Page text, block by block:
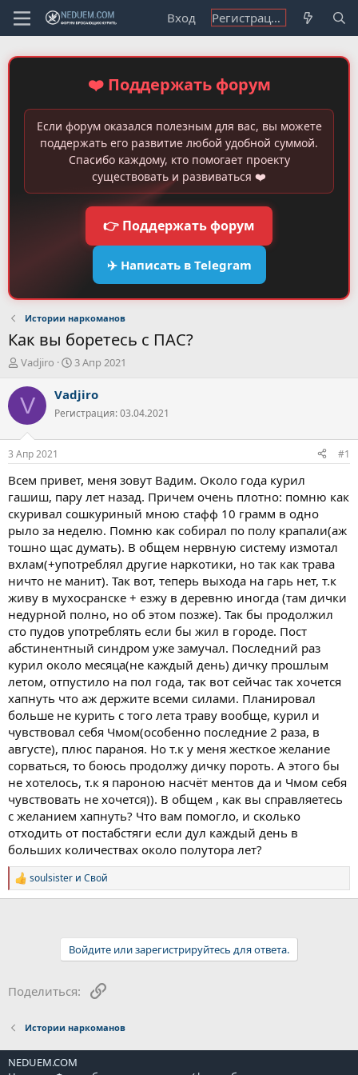
Вход Регистрация
❤️ Поддержать форум
Если форум оказался полезным для вас, вы можете
поддержать его развитие любой удобной суммой.
Спасибо каждому, кто помогает проекту
существовать и развиваться ❤️
👉 Поддержать форум
✈️ Написать в Telegram
Истории наркоманов
Как вы боретесь с ПАС?
А
т
о
т
м
ы
Vadjiro
Д
т
а
н
а
л
3 Апр 2021
V Vadjiro
Регистрация: 03.04.2021
3 Апр 2021 #1
Всем привет, меня зовут Вадим. Около года курил
гашиш, пару лет назад. Причем очень плотно: помню как
скуривал сошкуриный мною стафф 10 грамм в одно
рыло за неделю. Помню как собирал по полу крапали(аж
тошно щас думать). В общем нервную систему измотал
вхлам(+употреблял другие наркотики, но так как трава
ничто не манит). Так вот, теперь выхода на гарь нет, т.к
живу в мухосранске + езжу в деревню иногда (там дички
недурной полно, но об этом позже). Так бы продолжил
сто пудов употреблять если бы жил в городе. Пост
абстинентный синдром уже замучал. Последний раз
курил около месяца(не каждый день) дичку прошлым
летом, отпустило на пол года, так вот сейчас так хочется
хапнуть что аж держите всеми силами. Планировал
больше не курить с того лета траву вообще, курил и
чувствовал себя Чмом(особенно последние 2 раза, в
августе), плюс параноя. Но т.к у меня жесткое желание
сорваться, то боюсь продолжу дичку пороть. А этого бы
не хотелось, т.к я пароною насчёт ментов да и Чмом себя
чувствовать не хочется)). В общем , как вы справляетесь
с желанием хапнуть? Что вам помогло, и сколько
отходить от постабстяги если дул каждый день в
больших количествах около полутора лет?
Р
е
soulsister и Свой
Войдите или зарегистрируйтесь для ответа.
Поделиться: Ссылка
Истории наркоманов
NEDUEM.COM